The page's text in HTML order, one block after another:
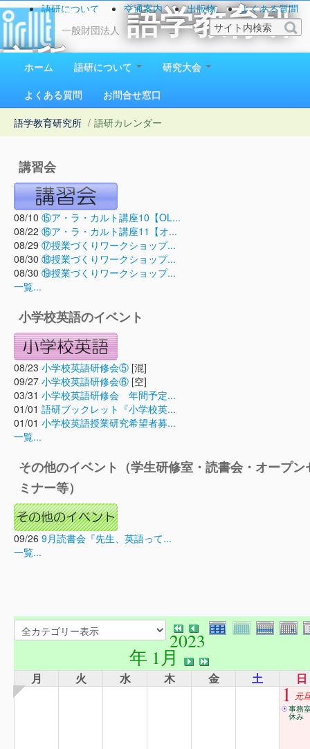
一般財団法人
語学教育研
究所
1923（大正12）年創立
語研について 交通案内 出版物
よくある質問
お問い合わせ
ホーム 語研について
研究大会
よくある質問
お問合せ窓口
語学教育研究所 / 語研カレンダー
講習会
08/10 ⑮ア・ラ・カルト講座10【OL...
08/22 ⑯ア・ラ・カルト講座11【オ...
08/29 ⑰授業づくりワークショップ...
08/30 ⑱授業づくりワークショップ...
08/30 ⑲授業づくりワークショップ...
一覧...
小学校英語のイベント
08/23 小学校英語研修会⑤ [混]
09/27 小学校英語研修会⑥ [空]
03/31 小学校英語研修会 年間予定...
01/01 語研ブックレット『小学校英...
01/01 小学校英語授業研究希望者募...
一覧...
その他のイベント（学生研修室・読書会・オープン
ミナー等）
09/26 9月読書会『先生、英語って...
一覧...
2023
年 1月
月 火 水 木 金 土 日
1 元
事務
休み